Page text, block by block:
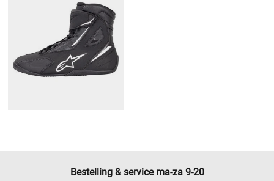
Bestelling & service ma-za 9-20